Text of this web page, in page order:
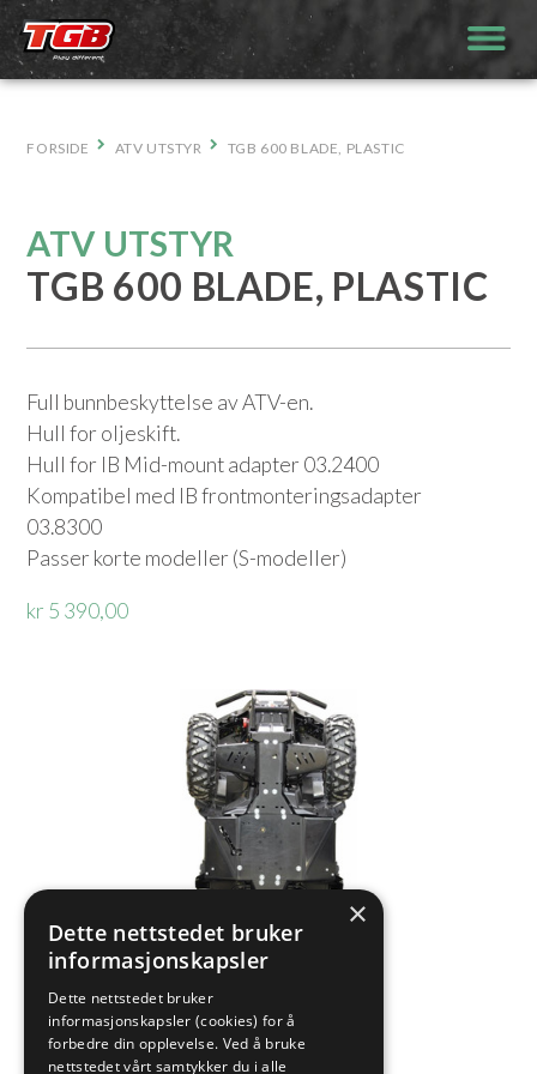
Hopp
til
innhold
FORSIDE ATV UTSTYR TGB 600 BLADE, PLASTIC
ATV UTSTYR
TGB 600 BLADE, PLASTIC
Full bunnbeskyttelse av ATV-en.
Hull for oljeskift.
Hull for IB Mid-mount adapter 03.2400
Kompatibel med IB frontmonteringsadapter
03.8300
Passer korte modeller (S-modeller)
kr 5 390,00
×
Dette nettstedet bruker
informasjonskapsler
Dette nettstedet bruker
informasjonskapsler (cookies) for å
forbedre din opplevelse. Ved å bruke
nettstedet vårt samtykker du i alle